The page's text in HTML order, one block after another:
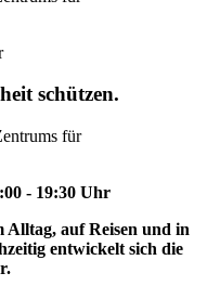
schützen.
für
- 19:30 Uhr
Alltag, auf Reisen und in
entwickelt sich die